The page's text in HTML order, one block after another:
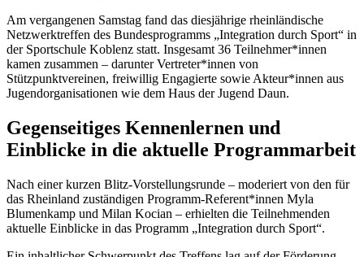
Am vergangenen Samstag fand das diesjährige rheinländische
Netzwerktreffen des Bundesprogramms „Integration durch Sport“ in
der Sportschule Koblenz statt. Insgesamt 36 Teilnehmer*innen
kamen zusammen – darunter Vertreter*innen von
Stützpunktvereinen, freiwillig Engagierte sowie Akteur*innen aus
Jugendorganisationen wie dem Haus der Jugend Daun.
Gegenseitiges Kennenlernen und
Einblicke in die aktuelle Programmarbeit
Nach einer kurzen Blitz-Vorstellungsrunde – moderiert von den für
das Rheinland zuständigen Programm-Referent*innen Myla
Blumenkamp und Milan Kocian – erhielten die Teilnehmenden
aktuelle Einblicke in das Programm „Integration durch Sport“.